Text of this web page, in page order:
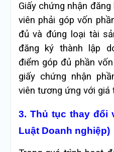
Giấy chứng nhận
viên phải góp vốn
đủ và đúng loại tài
đăng ký thành lập
điểm góp đủ phần
giấy chứng nhận
viên tương ứng với giá
3. Thủ tục thay đổi
Luật Doanh nghiệp)